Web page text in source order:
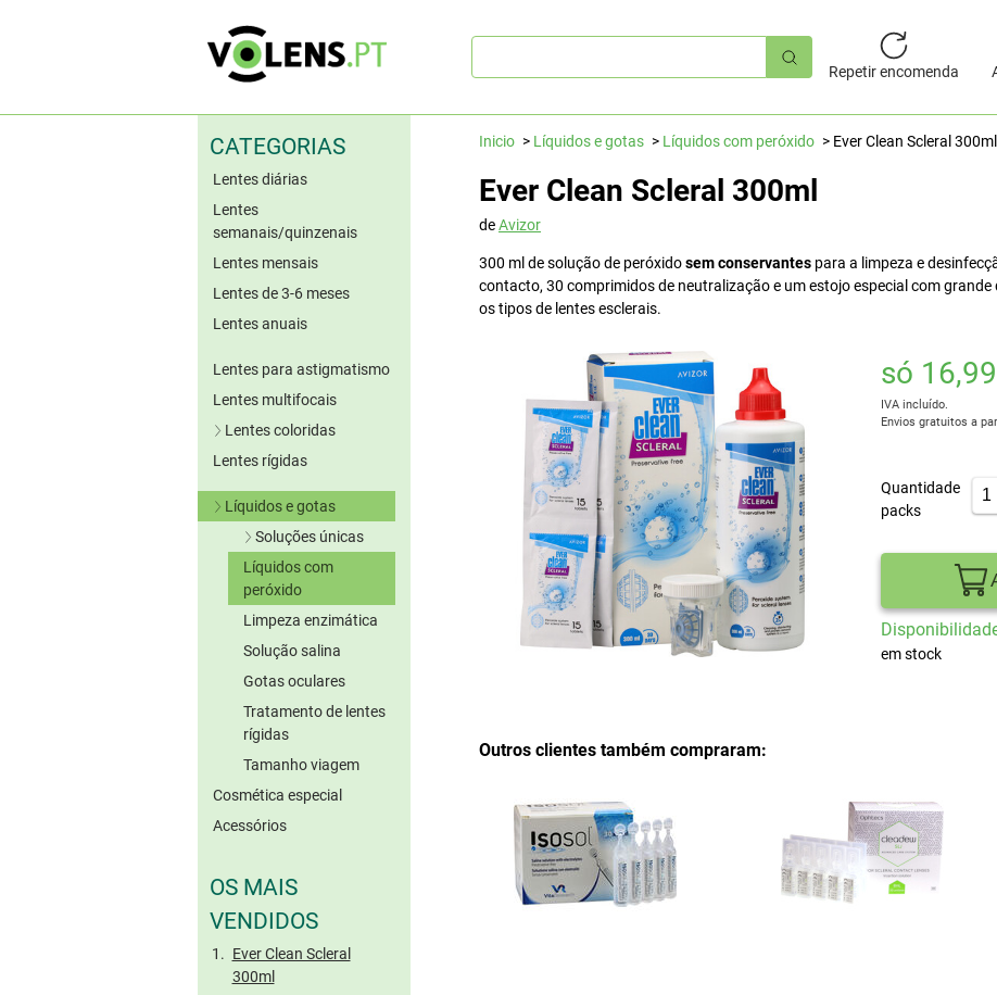
Pesquisa
Repetir encomenda
CATEGORIAS
Lentes diárias
Lentes
semanais/quinzenais
Lentes mensais
Lentes de 3-6 meses
Lentes anuais
Lentes para astigmatismo
Lentes multifocais
Lentes coloridas
Lentes azuis
Lentes verdes
Lentes cinzentas
Lentes castanhas
Outras cores
Lentes coloridas
tóricas
Lentes rígidas
Líquidos e gotas
Soluções únicas
Sem conserv.
Líquidos com
peróxido
Limpeza enzimática
Solução salina
Gotas oculares
Tratamento de lentes
rígidas
Tamanho viagem
Cosmética especial
Acessórios
OS MAIS
VENDIDOS
Ever Clean Scleral
300ml
Inicio Líquidos e gotas Líquidos com peróxido Ever Clean Scleral 300ml
Ever Clean Scleral 300ml
deAvizor
300 ml de solução de peróxidosem conservantes para a limpeza e
contacto, 30 comprimidos de neutralização e um estojo especial com
os tipos de lentes esclerais.
só
IVA incluído.
Envios gratuitos a
Quantidade
packs
em stock
Outros clientes também compraram: